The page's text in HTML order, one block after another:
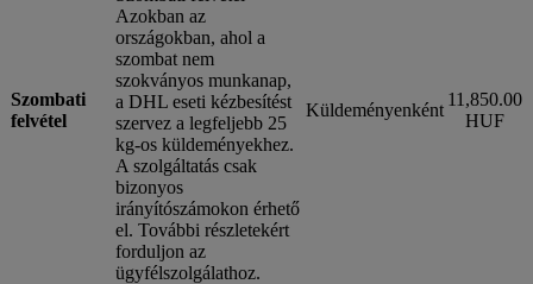
Szombati
felvétel
Azokban az
országokban, ahol a
szombat nem
szokványos munkanap,
a DHL eseti kézbesítést
szervez a legfeljebb 25
kg-os küldeményekhez.
A szolgáltatás csak
bizonyos
irányítószámokon érhető
el. További részletekért
forduljon az
ügyfélszolgálathoz.
Küldeményenként
11,850.00
HUF